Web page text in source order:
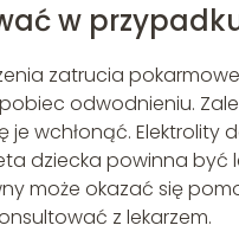
w
zatrucia
odwodnieniu.
je wchłonąć.
dziecka powinna być
może okazać się
z lekarzem.